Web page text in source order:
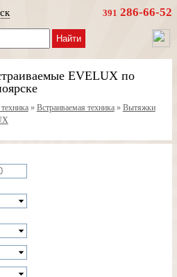
391 286-66-52
Найти
EVELUX по
» Встраиваемая техника» Вытяжки